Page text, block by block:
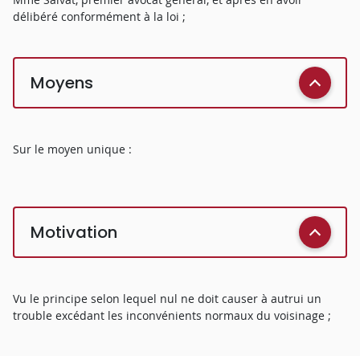
délibéré conformément à la loi ;
Moyens
Sur le moyen unique :
Motivation
Vu le principe selon lequel nul ne doit causer à autrui un
trouble excédant les inconvénients normaux du voisinage ;